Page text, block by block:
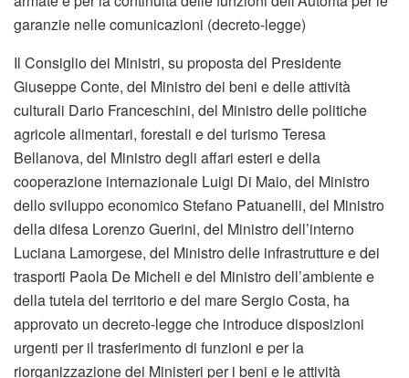
garanzie nelle comunicazioni (decreto-legge)
Il Consiglio dei Ministri, su proposta del Presidente
Giuseppe Conte, del Ministro dei beni e delle attività
culturali Dario Franceschini, del Ministro delle politiche
agricole alimentari, forestali e del turismo Teresa
Bellanova, del Ministro degli affari esteri e della
cooperazione internazionale Luigi Di Maio, del Ministro
dello sviluppo economico Stefano Patuanelli, del Ministro
della difesa Lorenzo Guerini, del Ministro dell’interno
Luciana Lamorgese, del Ministro delle infrastrutture e dei
trasporti Paola De Micheli e del Ministro dell’ambiente e
della tutela del territorio e del mare Sergio Costa, ha
approvato un decreto-legge che introduce disposizioni
urgenti per il trasferimento di funzioni e per la
riorganizzazione dei Ministeri per i beni e le attività